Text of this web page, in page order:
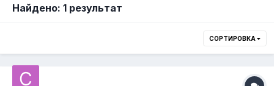
Найдено: 1 результат
СОРТИРОВКА